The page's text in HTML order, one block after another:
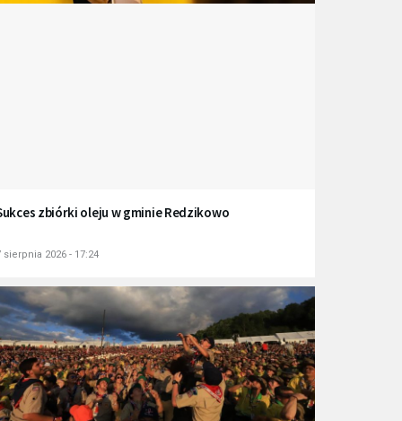
zbiórki oleju w gminie Redzikowo
sierpnia 2026 - 17:24